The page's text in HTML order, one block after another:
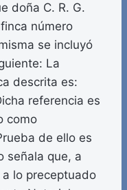
doña C. R. G.
número
se incluyó
La
descrita es:
referencia es
como
de ello es
señala que, a
lo preceptuado